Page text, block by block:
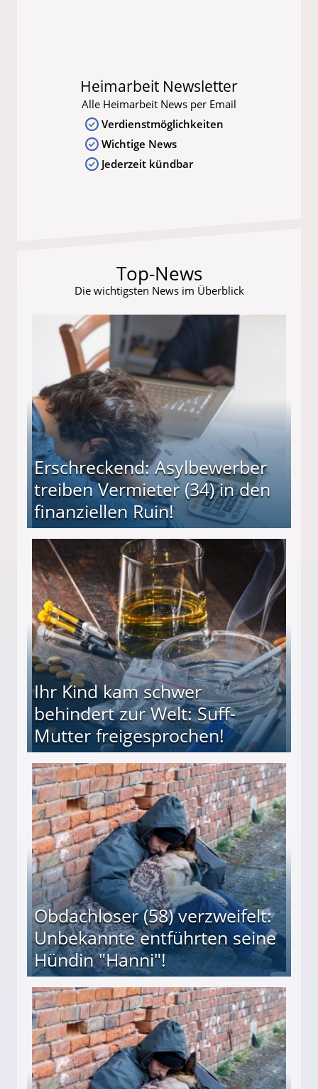
Heimarbeit Newsletter
Alle Heimarbeit News per Email
Verdienstmöglichkeiten
Wichtige News
Jederzeit kündbar
Top-News
Die wichtigsten News im Überblick
Erschreckend: Asylbewerber
treiben Vermieter (34) in den
finanziellen Ruin!
(34) in den finanziellen Ruin!
Ihr Kind kam schwer
behindert zur Welt: Suff-
Mutter freigesprochen!
Mutter freigesprochen!
Obdachloser (58) verzweifelt:
Unbekannte entführten seine
Hündin "Hanni"!
entführten seine Hündin "Hanni"!